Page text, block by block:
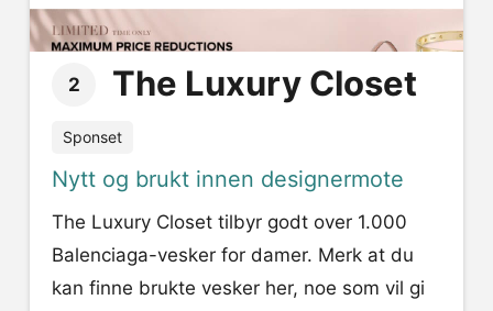
2 The Luxury Closet
Sponset
Nytt og brukt innen designermote
The Luxury Closet tilbyr godt over 1.000
Balenciaga-vesker for damer. Merk at du
kan finne brukte vesker her, noe som vil gi